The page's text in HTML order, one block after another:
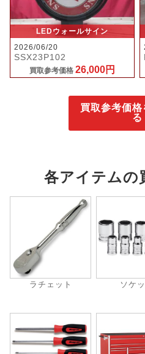
LEDウォールサイン
2026/06/20
SSX23P102
買取参考価格 26,000円
買取参考価
る
各アイテムの
ラチェット ソケ